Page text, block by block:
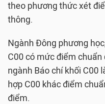
theo phương thức xét
thông.
Ngành Đông phương
C00 có mức điểm chuẩn
ngành Báo chí khối C00
hợp C00 khác điểm
điểm.